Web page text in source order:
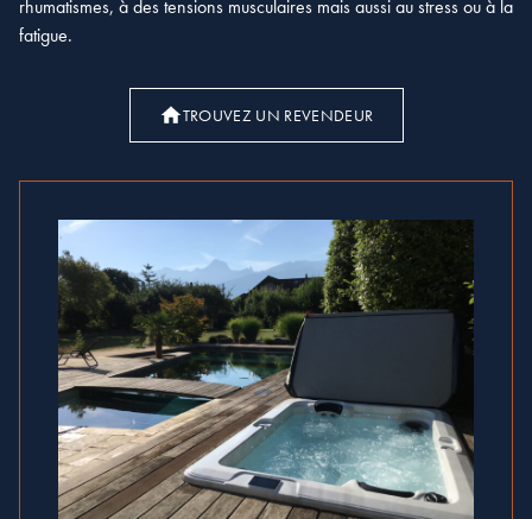
rhumatismes, à des tensions musculaires mais aussi au stress ou à la
fatigue.
TROUVEZ UN REVENDEUR